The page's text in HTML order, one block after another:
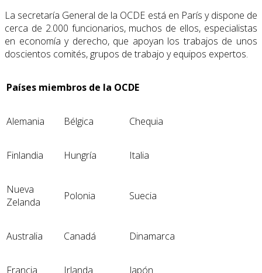
La secretaría General de la OCDE está en París y dispone de
cerca de 2.000 funcionarios, muchos de ellos, especialistas
en economía y derecho, que apoyan los trabajos de unos
doscientos comités, grupos de trabajo y equipos expertos.
Países miembros de la OCDE
Alemania Bélgica Chequia
Finlandia Hungría Italia
Nueva
Zelanda
Polonia Suecia
Australia Canadá Dinamarca
Francia Irlanda Japón